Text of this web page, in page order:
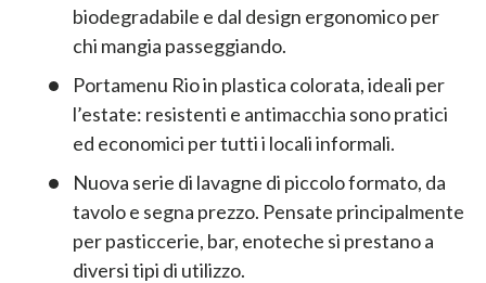
biodegradabile e dal design ergonomico per
chi mangia passeggiando.
Portamenu Rio in plastica colorata, ideali per
l’estate: resistenti e antimacchia sono pratici
ed economici per tutti i locali informali.
Nuova serie di lavagne di piccolo formato, da
tavolo e segna prezzo. Pensate principalmente
per pasticcerie, bar, enoteche si prestano a
diversi tipi di utilizzo.